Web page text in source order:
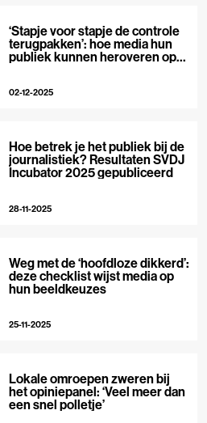
‘Stapje voor stapje de controle
terugpakken’: hoe media hun
publiek kunnen heroveren op
02-12-2025
Hoe betrek je het publiek bij de
journalistiek? Resultaten SVDJ
Incubator 2025 gepubliceerd
28-11-2025
Weg met de ‘hoofdloze dikkerd’:
deze checklist wijst media op
hun beeldkeuzes
25-11-2025
Lokale omroepen zweren bij
het opiniepanel: ‘Veel meer dan
een snel polletje’